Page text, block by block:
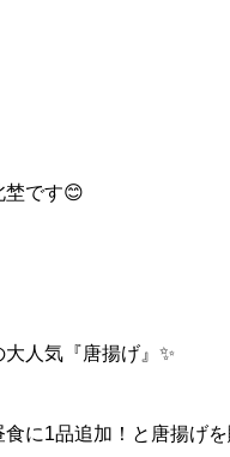
埜です😊
人気『唐揚げ』✨
に1品追加！と唐揚げ